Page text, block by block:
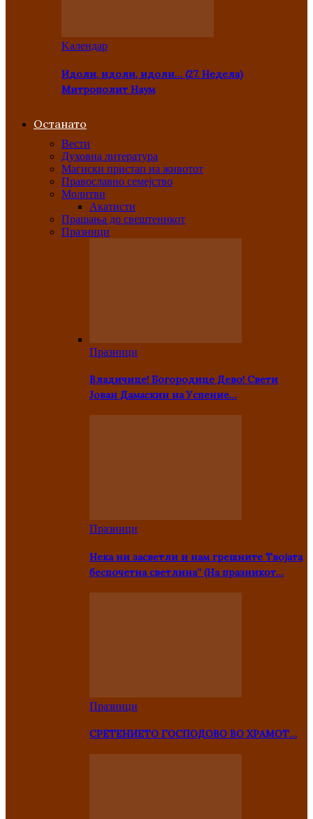
Kалендар
Идоли, идоли, идоли… (27. Недела)
Митрополит Наум
Останато
Вести
Духовна литература
Магиски пристап на животот
Православно семејство
Молитви
Акатисти
Прашања до свештеникот
Празници
Празници
Владичице! Богородице Дево! Свети
Јован Дамаскин на Успение…
Празници
Нека ни засветли и нам грешните Твојата
беспочетна светлина” (На празникот…
Празници
СРЕТЕНИЕТО ГОСПОДОВО ВО ХРАМОТ…